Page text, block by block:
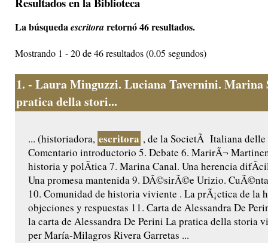
La búsquedaescritoraretornó 46 resultados.
Mostrando 1 - 20 de 46 resultados (0.05 segundos)
1. - Laura Minguzzi. Luciana Tavernini. Marina
pratica della stori...
... (historiadora, escritora , de la SocietÃ Italiana delle
Comentario introductorio 5. Debate 6. MarirÃ¬
historia y polÃ­tica 7. Marina Canal. Una herencia
Una promesa mantenida 9. DÃ©sirÃ©e Urizio.
10. Comunidad de historia viviente . La prÃ¡ctica de la
objeciones y respuestas 11. Carta de Alessandra De
la carta de Alessandra De Perini La pratica della storia
per María-Milagros Rivera Garretas ...